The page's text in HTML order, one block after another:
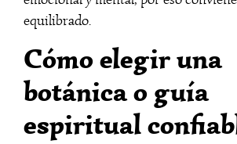
equilibrado.
Cómo elegir una
botánica o guía
espiritual